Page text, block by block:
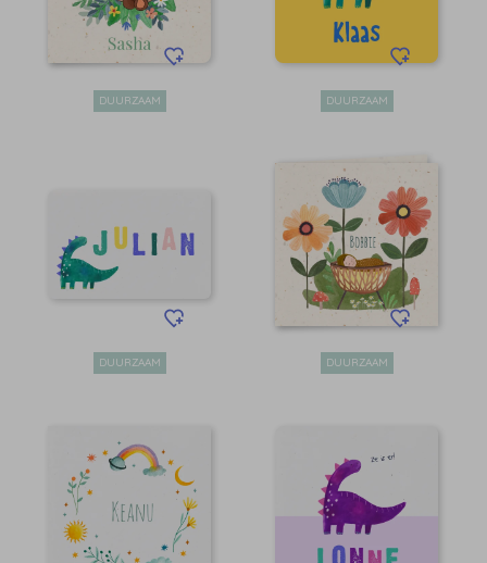
DUURZAAM DUURZAAM
DUURZAAM DUURZAAM